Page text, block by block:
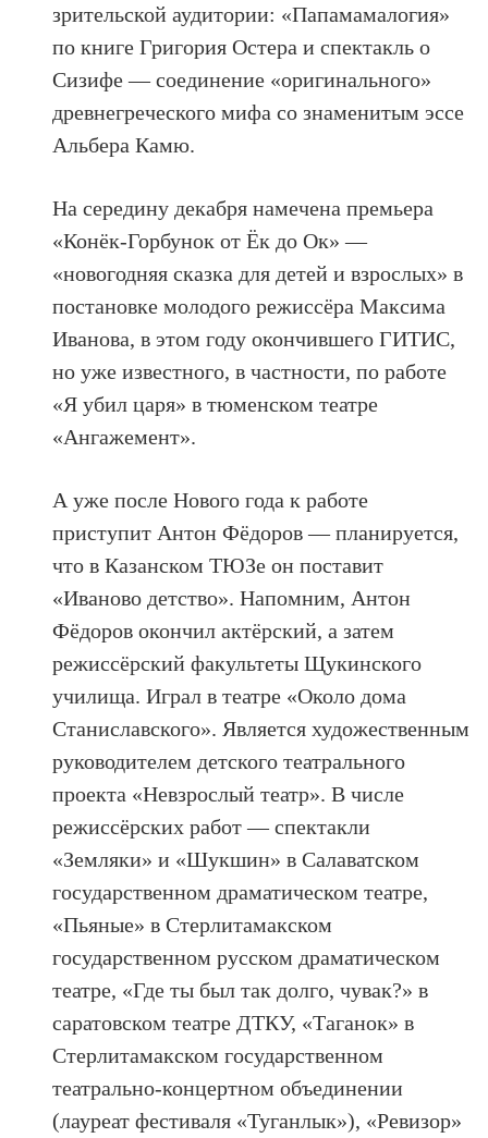
зрительской аудитории: «Папамамалогия»
по книге Григория Остера и спектакль о
Сизифе — соединение «оригинального»
древнегреческого мифа со знаменитым эссе
Альбера Камю.
На середину декабря намечена премьера
«Конёк-Горбунок от Ёк до Ок» —
«новогодняя сказка для детей и взрослых» в
постановке молодого режиссёра Максима
Иванова, в этом году окончившего ГИТИС,
но уже известного, в частности, по работе
«Я убил царя» в тюменском театре
«Ангажемент».
А уже после Нового года к работе
приступит Антон Фёдоров — планируется,
что в Казанском ТЮЗе он поставит
«Иваново детство». Напомним, Антон
Фёдоров окончил актёрский, а затем
режиссёрский факультеты Щукинского
училища. Играл в театре «Около дома
Станиславского». Является художественным
руководителем детского театрального
проекта «Невзрослый театр». В числе
режиссёрских работ — спектакли
«Земляки» и «Шукшин» в Салаватском
государственном драматическом театре,
«Пьяные» в Стерлитамакском
государственном русском драматическом
театре, «Где ты был так долго, чувак?» в
саратовском театре ДТКУ, «Таганок» в
Стерлитамакском государственном
театрально-концертном объединении
(лауреат фестиваля «Туганлык»), «Ревизор»